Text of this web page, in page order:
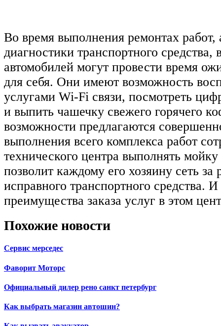
Во время выполнения ремонтах работ,
диагностики транспортного средства,
автомобилей могут провести время
для себя. Они имеют возможность
услугами Wi-Fi связи, посмотреть
и выпить чашечку свежего горячего
возможности предлагаются
выполнения всего комплекса работ
технического центра выполнять
позволит каждому его хозяину сеть за
исправного транспортного средства.
преимущества заказа услуг в этом
Похожие новости
Сервис мерседес
Фаворит Моторс
Официальный дилер рено санкт петербург
Как выбрать магазин автошин?